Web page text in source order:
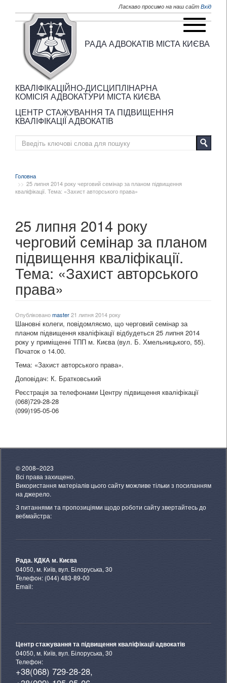
Ласкаво просимо на наш сайт Вхід
РАДА АДВОКАТІВ МІСТА КИЄВА
КВАЛІФІКАЦІЙНО-ДИСЦИПЛІНАРНА
КОМІСІЯ АДВОКАТУРИ МІСТА КИЄВА
ЦЕНТР СТАЖУВАННЯ ТА ПІДВИЩЕННЯ
КВАЛІФІКАЦІЇ АДВОКАТІВ
Головна
25 липня 2014 року черговий семінар за планом підвищення
кваліфікації. Тема: «Захист авторського права»
25 липня 2014 року
черговий семінар за планом
підвищення кваліфікації.
Тема: «Захист авторського
права»
Опублікованоmaster21 липня 2014 року
Шановні колеги, повідомляємо, що черговий семінар за
планом підвищення кваліфікації відбудеться 25 липня 2014
року у приміщенні ТПП м. Києва (вул. Б. Хмельницького, 55).
Початок о 14.00.
Тема: «Захист авторського права».
Доповідач: К. Братковський
Реєстрація за телефонами Центру підвищення кваліфікації
(068)729-28-28
(099)195-05-06
© 2008–2023
Всі права захищено.
Використання матеріалів цього сайту можливе тільки з посиланням
на джерело.
З питаннями та пропозиціями щодо роботи сайту звертайтесь до
вебмайстра:
Рада. КДКА м. Києва
04050, м. Київ, вул. Білоруська, 30
Телефон: (044) 483-89-00
Email:
Центр стажування та підвищення кваліфікації адвокатів
04050, м. Київ, вул. Білоруська, 30
Телефон:
+38(068) 729-28-28,